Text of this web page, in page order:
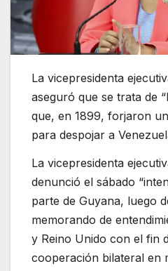
La vicepresidenta
aseguró que se trata de
que, en 1899, forjaron
para despojar a
La vicepresidenta
denunció el sábado
parte de Guyana, luego
memorando de
y Reino Unido con el fin
cooperación bilateral en